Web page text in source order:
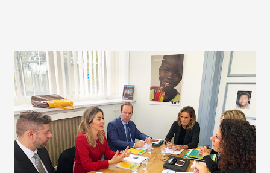
bandas de forró. Além disso, traz a participação de 10
nomes de peso que interpretaram, em dueto com a anfitriã,
hits consagrados - que ainda são campeões de pedidos nos
shows-, cada qual com sua voz. Mara dividiu o palco com
ninguém mais, ninguém menos que Eliane, nossa eterna
“Rainha do Forró”; Silvania Aquino e Daniel Dial, da Calcinha
Preta; Yara Tchê da Desejo de Menina; Carlinhos Gabriel do